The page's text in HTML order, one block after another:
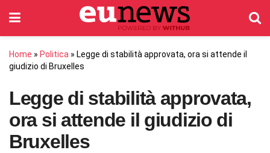
Home » Politica » Legge di stabilità approvata, ora si attende il
giudizio di Bruxelles
Legge di stabilità approvata,
ora si attende il giudizio di
Bruxelles